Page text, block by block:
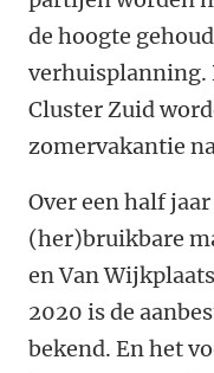
de hoogte
verhuisplanning.
Cluster Zuid
zomervakantie
Over een half
(her)bruikbare
en Van
2020 is de
bekend. En het